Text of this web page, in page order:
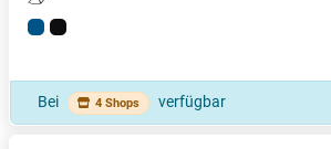
Bei 4 Shops verfügbar